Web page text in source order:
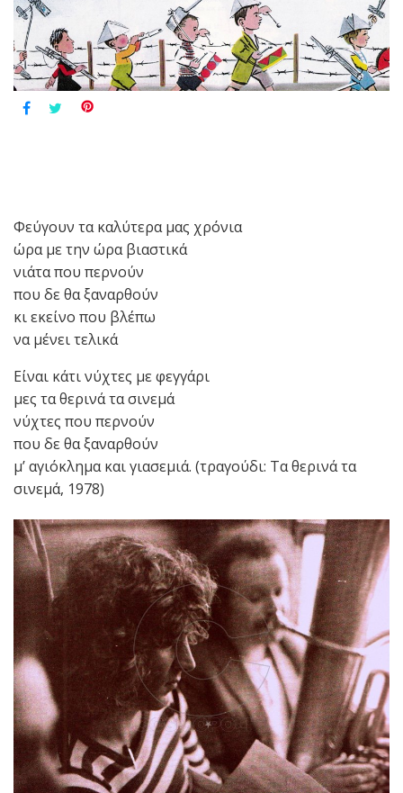
Φεύγουν τα καλύτερα μας χρόνια
ώρα με την ώρα βιαστικά
νιάτα που περνούν
που δε θα ξαναρθούν
κι εκείνο που βλέπω
να μένει τελικά
Είναι κάτι νύχτες με φεγγάρι
μες τα θερινά τα σινεμά
νύχτες που περνούν
που δε θα ξαναρθούν
μ’ αγιόκλημα και γιασεμιά. (τραγούδι: Τα θερινά τα
σινεμά, 1978)